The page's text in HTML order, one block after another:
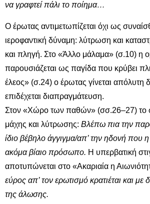
να γραφτεί πάλι το ποίημα…
Ο έρωτας αντιμετωπίζεται όχι ως
ιεροφαντική δύναμη: λύτρωση και
και πληγή. Στο «Άλλο μάλαμα» (σ.10) η
παρουσιάζεται ως παγίδα που κρύβει
έλεος» (σ.24) ο έρωτας γίνεται απόλυτη
επιδέχεται διαπραγμάτευση.
Στον «Χώρο των παθών» (σσ.26–27) το
μάχης και λύτρωσης: Βλέπω πια την
ίδιο βέβηλο άγγιγμα/απ’ την ηδονή που
ακόμα βίαιο πρόσωπο. Η υπερβατική
αποτυπώνεται στο «Ακαριαία η
εύρος απ’ τον ερωτισμό κρατιέται και με
της άλωσης.